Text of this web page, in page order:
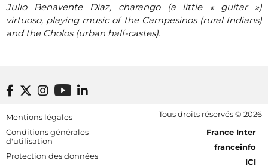
Julio Benavente Diaz, charango (a little « guitar »)
virtuoso, playing music of the Campesinos (rural Indians)
and the Cholos (urban half-castes).
Footer bottom
Mentions légales
Conditions générales
d'utilisation
Protection des données
Tous droits réservés © 2026
[RDF] Pied de page - Mobile
France Inter
franceinfo
ICI